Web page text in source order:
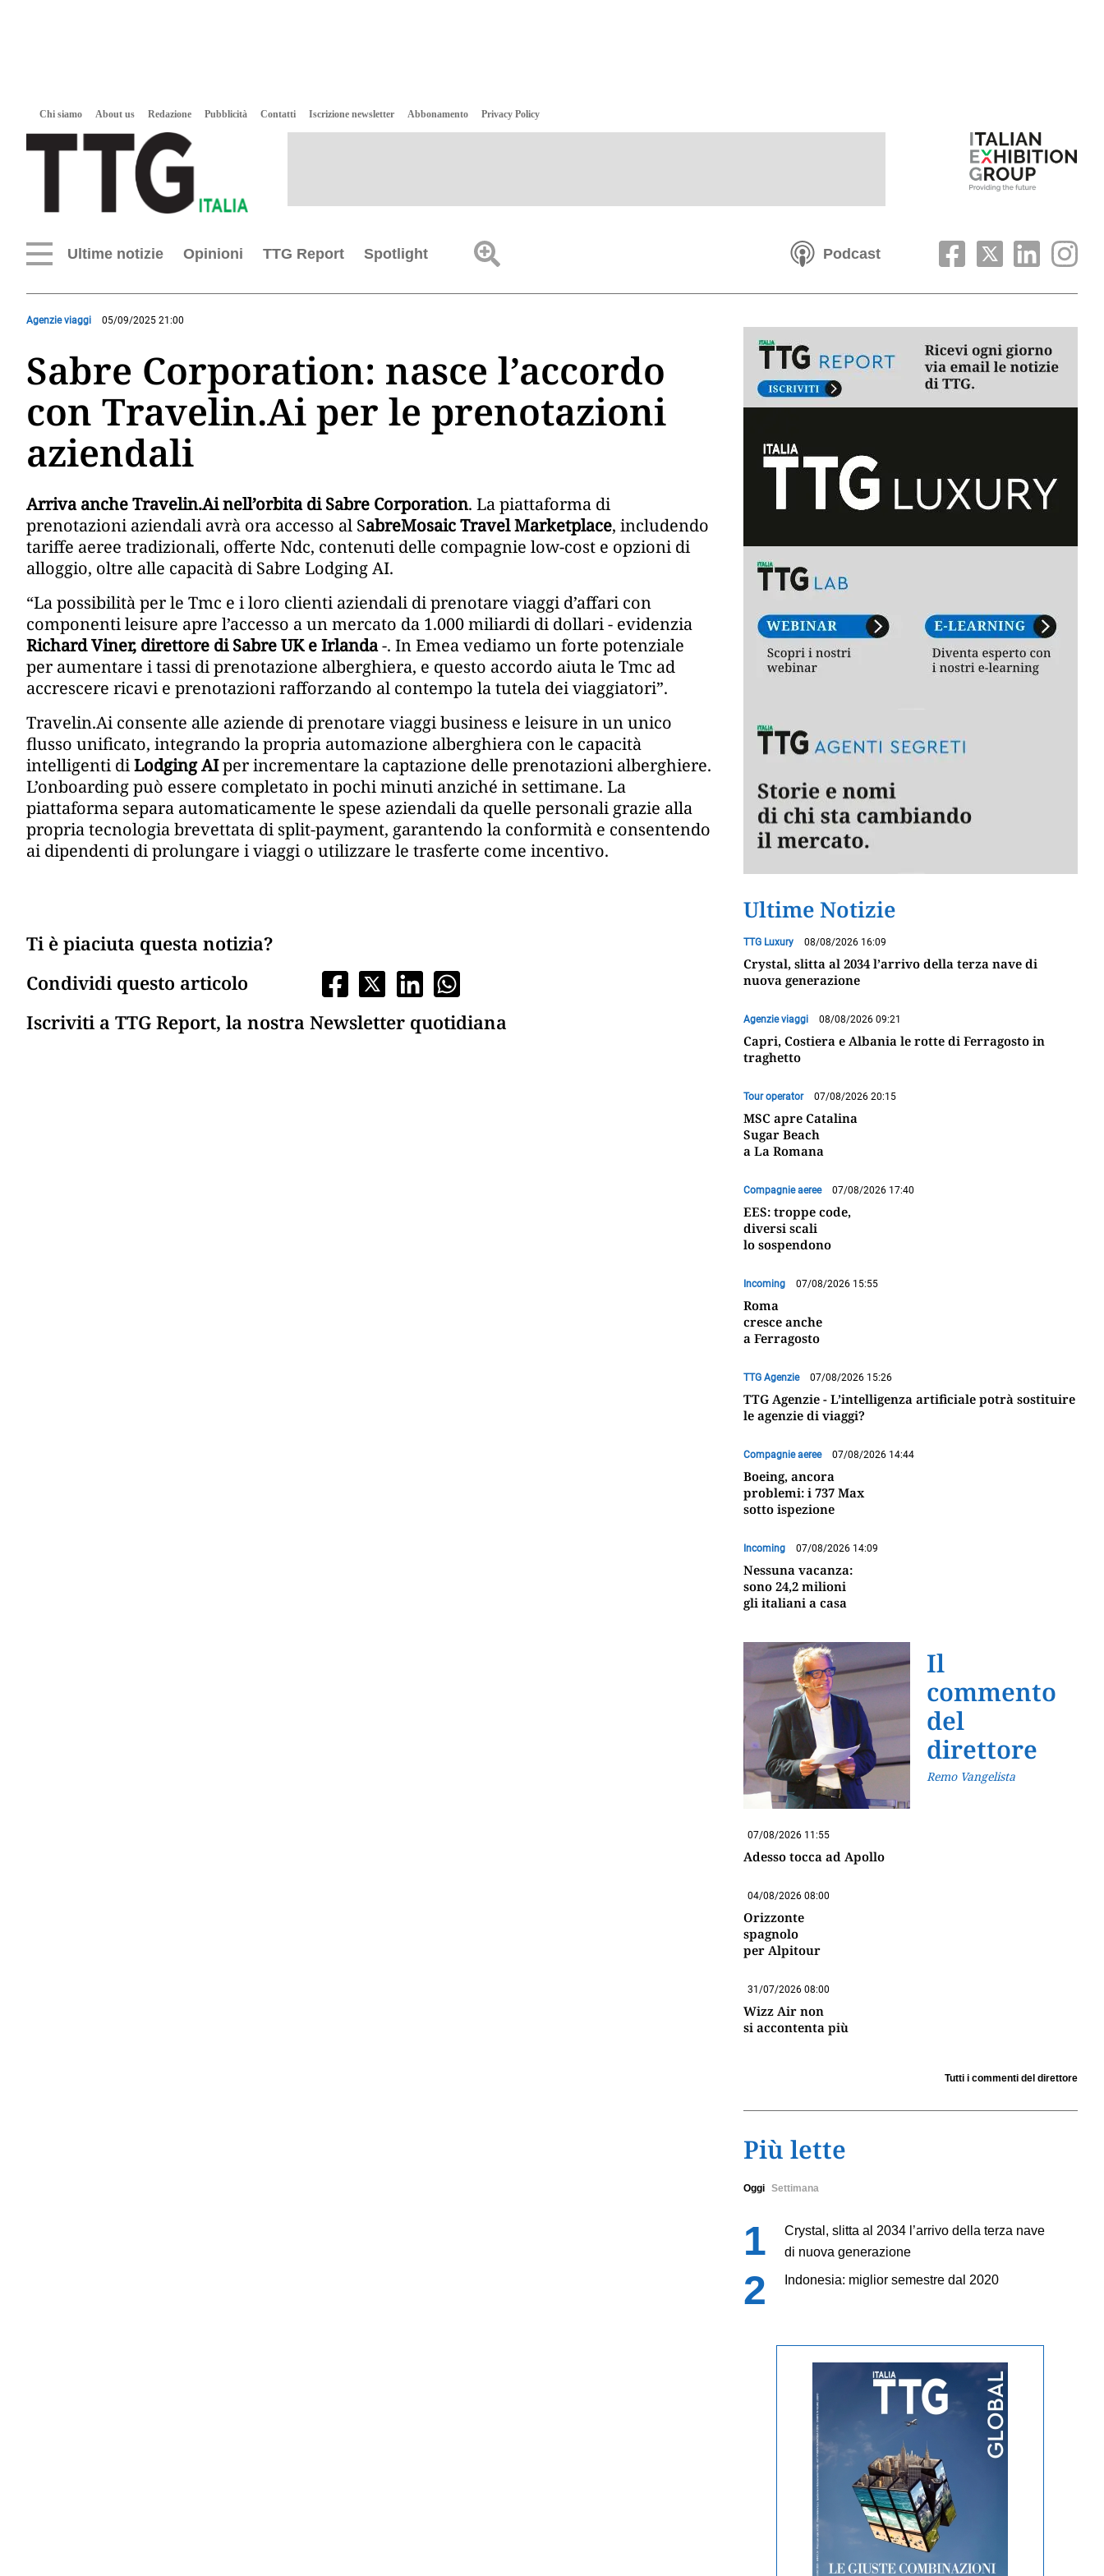
Chi siamo About us Redazione Pubblicità Contatti Iscrizione newsletter Abbonamento Privacy Policy
Ultime notizie Opinioni TTG Report Spotlight Podcast
Agenzie viaggi 05/09/2025 21:00
Sabre Corporation: nasce l’accordo
con Travelin.Ai per le prenotazioni
aziendali
Arriva anche Travelin.Ai nell’orbita di Sabre Corporation. La piattaforma di
prenotazioni aziendali avrà ora accesso al SabreMosaic Travel Marketplace, includendo
tariffe aeree tradizionali, offerte Ndc, contenuti delle compagnie low-cost e opzioni di
alloggio, oltre alle capacità di Sabre Lodging AI.
“La possibilità per le Tmc e i loro clienti aziendali di prenotare viaggi d’affari con
componenti leisure apre l’accesso a un mercato da 1.000 miliardi di dollari - evidenzia
Richard Viner, direttore di Sabre UK e Irlanda-. In Emea vediamo un forte potenziale
per aumentare i tassi di prenotazione alberghiera, e questo accordo aiuta le Tmc ad
accrescere ricavi e prenotazioni rafforzando al contempo la tutela dei viaggiatori”.
Travelin.Ai consente alle aziende di prenotare viaggi business e leisure in un unico
flusso unificato, integrando la propria automazione alberghiera con le capacità
intelligenti diLodging AIper incrementare la captazione delle prenotazioni alberghiere.
L’onboarding può essere completato in pochi minuti anziché in settimane. La
piattaforma separa automaticamente le spese aziendali da quelle personali grazie alla
propria tecnologia brevettata di split-payment, garantendo la conformità e consentendo
ai dipendenti di prolungare i viaggi o utilizzare le trasferte come incentivo.
Ti è piaciuta questa notizia?
Condividi questo articolo
Iscriviti a TTG Report, la nostra Newsletter quotidiana
Ultime Notizie
TTG Luxury 08/08/2026 16:09
Crystal, slitta al 2034 l’arrivo della terza nave di
nuova generazione
Agenzie viaggi 08/08/2026 09:21
Capri, Costiera e Albania le rotte di Ferragosto in
traghetto
Tour operator 07/08/2026 20:15
MSC apre Catalina
Sugar Beach
a La Romana
Compagnie aeree 07/08/2026 17:40
EES: troppe code,
diversi scali
lo sospendono
Incoming 07/08/2026 15:55
Roma
cresce anche
a Ferragosto
TTG Agenzie 07/08/2026 15:26
TTG Agenzie - L’intelligenza artificiale potrà sostituire
le agenzie di viaggi?
Compagnie aeree 07/08/2026 14:44
Boeing, ancora
problemi: i 737 Max
sotto ispezione
Incoming 07/08/2026 14:09
Nessuna vacanza:
sono 24,2 milioni
gli italiani a casa
Il
commento
del
direttore
Remo Vangelista
07/08/2026 11:55
Adesso tocca ad Apollo
04/08/2026 08:00
Orizzonte
spagnolo
per Alpitour
31/07/2026 08:00
Wizz Air non
si accontenta più
Tutti i commenti del direttore
Più lette
Oggi Settimana
Crystal, slitta al 2034 l’arrivo della terza nave
di nuova generazione
Indonesia: miglior semestre dal 2020